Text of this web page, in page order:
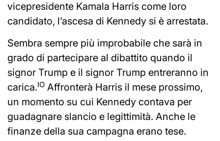
vicepresidente Kamala Harris come loro
candidato, l’ascesa di Kennedy si è arrestata.
Sembra sempre più improbabile che sarà in
grado di partecipare al dibattito quando il
signor Trump e il signor Trump entreranno in
carica.IO Affronterà Harris il mese prossimo,
un momento su cui Kennedy contava per
guadagnare slancio e legittimità. Anche le
finanze della sua campagna erano tese.